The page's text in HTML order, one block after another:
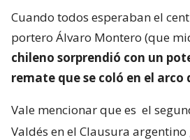
Cuando todos esperaban el
portero Álvaro Montero (que
chileno sorprendió con un
remate que se coló en el arco
Vale mencionar que es el
Valdés en el Clausura argentino